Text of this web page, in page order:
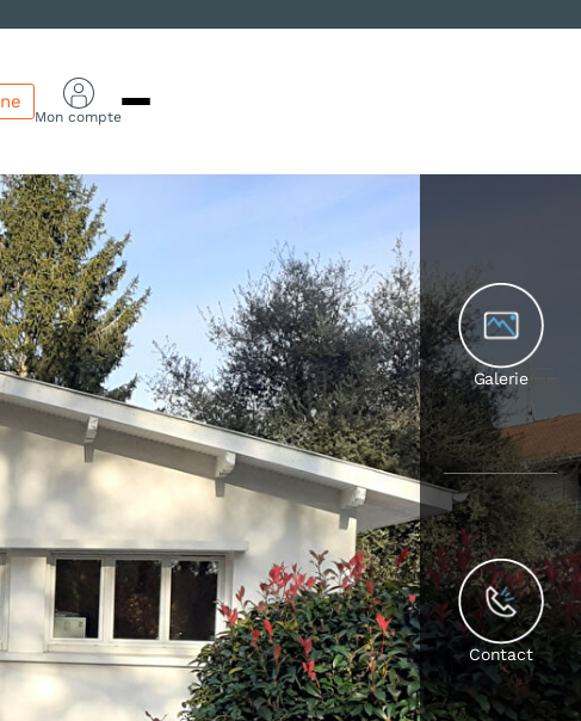
Mon compte
Galerie
Contact